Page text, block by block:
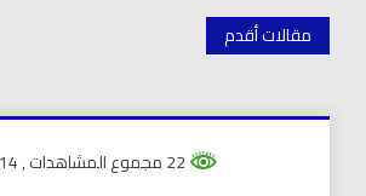
تصفّح
المقالات
مقالات أقدم
, 14 مشاهدات اليوم